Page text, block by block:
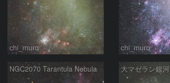
chi_muro chi_muro
NGC2070 Tarantula Nebula 大マゼラン銀河